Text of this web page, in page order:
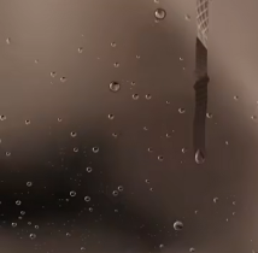
NON LAVARE A
ASCIUGARE